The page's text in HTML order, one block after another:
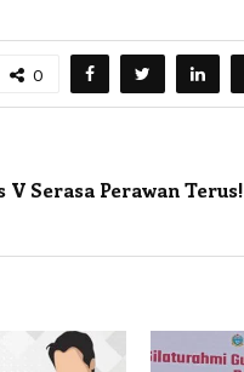
0
Serasa Perawan Terus!